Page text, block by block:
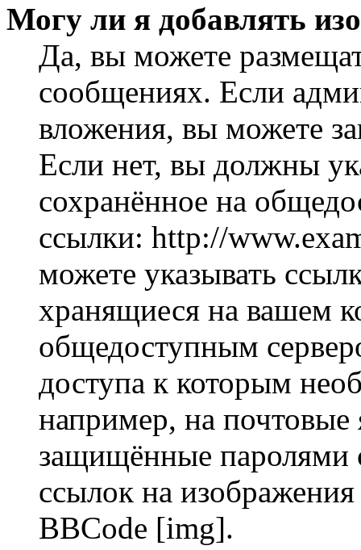
Могу ли я добавлять
Да, вы можете
сообщениях. Если
вложения, вы можете
Если нет, вы должны
сохранённое на
ссылки: http://
можете указывать
хранящиеся на вашем
общедоступным
доступа к которым
например, на
защищённые паролями
ссылок на
BBCode [img].